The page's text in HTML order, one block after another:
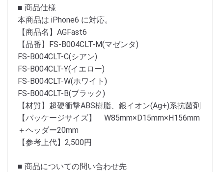
■ 商品仕様
本商品は iPhone6 に対応。
【商品名】AGFast6
【品番】FS-B004CLT-M(マゼンタ)
FS-B004CLT-C(シアン)
FS-B004CLT-Y(イエロー)
FS-B004CLT-W(ホワイト)
FS-B004CLT-B(ブラック)
【材質】超硬衝撃ABS樹脂、銀イオン(Ag+)系抗菌剤
【パッケージサイズ】 W85mm×D15mm×H156mm
＋ヘッダー20mm
【参考上代】2,500円
■ 商品についての問い合わせ先